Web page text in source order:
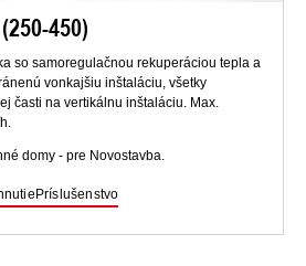
450)
so samoregulačnou rekuperáciou tepla a
vonkajšiu inštaláciu, všetky
časti na vertikálnu inštaláciu. Max.
domy - pre Novostavba.
Príslušenstvo